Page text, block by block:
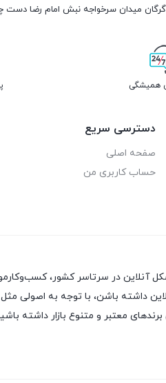
همیشگی
دسترسی سریع
صفحه اصلی
حساب کاربری من
داشته باشن، با توجه به اصولی
معتبر و متنوع بازار داشته